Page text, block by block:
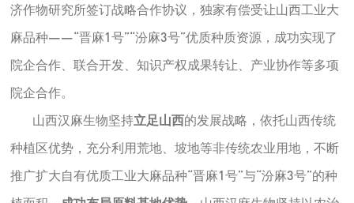
济作物研究所签订战略合作协议，独家有偿受让山西工业大
麻品种——“晋麻1号”“汾麻3号”优质种质资源，成功实现了
院企合作、联合开发、知识产权成果转让、产业协作等多项
院企合作。
山西汉麻生物坚持立足山西的发展战略，依托山西传统
种植区优势，充分利用荒地、坡地等非传统农业用地，不断
推广扩大自有优质工业大麻品种“晋麻1号”与“汾麻3号”的种